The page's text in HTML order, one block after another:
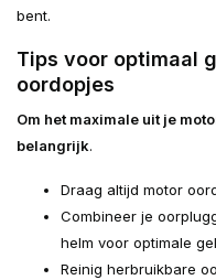
bent.
Tips voor optimaal
oordopjes
Om het maximale uit je
belangrijk.
Draag altijd motor
Combineer je
helm voor optimale
Reinig herbruikbare